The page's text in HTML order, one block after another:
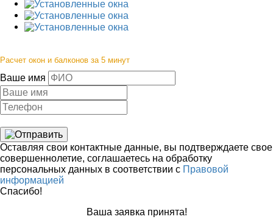
Расчет окон и балконов за 5 минут
Ваше имя
Оставляя свои контактные данные, вы подтверждаете свое
совершеннолетие, соглашаетесь на обработку
персональных данных в соответствии с Правовой
информацией
Спасибо!
Ваша заявка принята!